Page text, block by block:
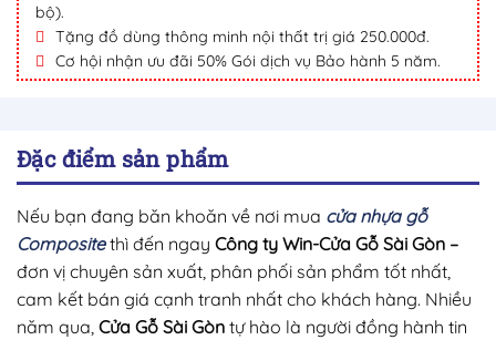
bộ).
Tặng đồ dùng thông minh nội thất trị giá 250.000đ.
Cơ hội nhận ưu đãi 50% Gói dịch vụ Bảo hành 5 năm.
Đặc điểm sản phẩm
Nếu bạn đang băn khoăn về nơi mua cửa nhựa gỗ
Compositethì đến ngay Công ty Win-Cửa Gỗ Sài Gòn –
đơn vị chuyên sản xuất, phân phối sản phẩm tốt nhất,
cam kết bán giá cạnh tranh nhất cho khách hàng. Nhiều
năm qua, Cửa Gỗ Sài Gòn tự hào là người đồng hành tin